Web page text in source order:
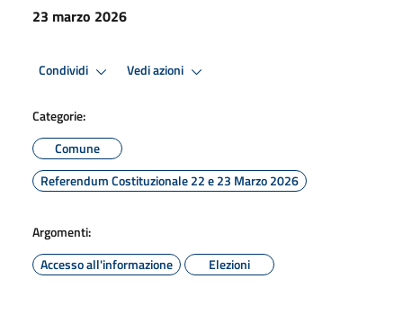
23 marzo 2026
Condividi Vedi azioni
Categorie:
Comune
Referendum Costituzionale 22 e 23 Marzo 2026
Argomenti:
Accesso all'informazione
Elezioni